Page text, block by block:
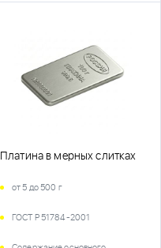
Платина в мерных слитках
от 5 до 500 г
ГОСТ Р 51784-2001